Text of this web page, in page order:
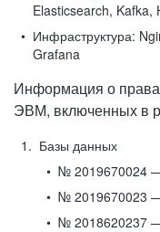
Elasticsearch, Kafka,
Инфраструктура:
Grafana
Информация о
ЭВМ, включенных в
Базы данных
№ 2019670024
№ 2019670023 —
№ 2018620237 —